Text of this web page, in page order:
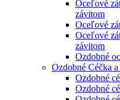
Oceľové
závitom
Oceľové
Oceľové
závitom
Ozdobné
Ozdobné Céčka a
Ozdobné
Ozdobné